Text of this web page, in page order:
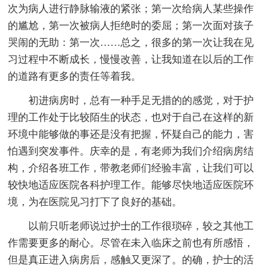
次为病人进行静脉输液的紧张；第一次给病人某些操作
的尴尬，第一次被病人拒绝时的委屈；第一次面对孩子
哭闹的无助：第一次……总之，很多的第一次让我在见
习过程中不断成长，慢慢改善，让我知道在以后的工作
的道路有更多的责任等着我。
初进病房时，总有一种手足无措的的感觉，对于护
理的工作处于比较陌生的状态，也对于自己在这样的新
环境中能够做的事还是没有把握，怀疑自己的能力，害
怕遇到突发事件。庆幸的是，有老师为我们介绍病房结
构，介绍各班工作，带教老师们经验丰富，让我们可以
较快地适应医院各科护理工作。能够尽快地适应医院环
境，为在医院见习打下了良好的基础。
以前只听老师说过护士的工作很琐碎，较之其他工
作需要更多的耐心。尽管在未入临床之前也有所感悟，
但是真正进入病房后，感触又更深了。的确，护士的活